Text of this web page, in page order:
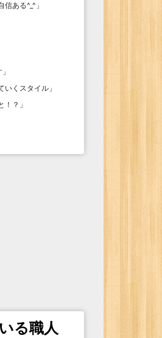
信ある^_^ 」
」
いくスタイル 」
！？ 」
る職人